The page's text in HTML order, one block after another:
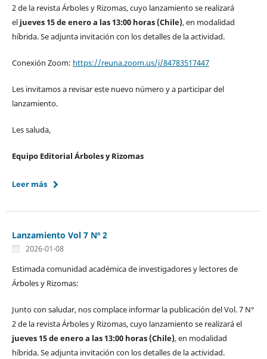
2 de la revista Árboles y Rizomas, cuyo lanzamiento se realizará
el jueves 15 de enero a las 13:00 horas (Chile), en modalidad
híbrida. Se adjunta invitación con los detalles de la actividad.
Conexión Zoom: https://reuna.zoom.us/j/84783517447
Les invitamos a revisar este nuevo número y a participar del
lanzamiento.
Les saluda,
Equipo Editorial Árboles y Rizomas
Leer más
Lanzamiento Vol 7 Nº 2
2026-01-08
Estimada comunidad académica de investigadores y lectores de
Árboles y Rizomas:
Junto con saludar, nos complace informar la publicación del Vol. 7 N°
2 de la revista Árboles y Rizomas, cuyo lanzamiento se realizará el
jueves 15 de enero a las 13:00 horas (Chile), en modalidad
híbrida. Se adjunta invitación con los detalles de la actividad.